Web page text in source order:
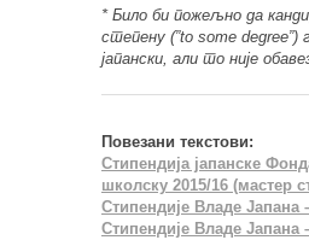
* Било би пожељно да
степену (”to some degree”)
јапански, али то није
Повезани текстови:
Стипендија јапанске
школску 2015/16 (мастер
Стипендије Владе Јапана
Стипендије Владе Јапана